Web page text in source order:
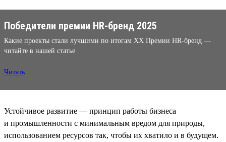
Победители премии HR-бренд 2025
Какие проекты стали лучшими по итогам XX Премии HR-бренд —
читайте в нашей статье
Читать
Устойчивое развитие — принцип работы бизнеса
и промышленности с минимальным вредом для природы,
использованием ресурсов так, чтобы их хватило и в будущем.